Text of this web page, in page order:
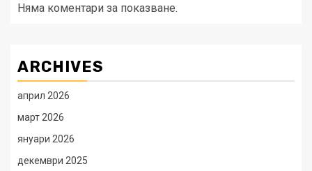
Няма коментари за показване.
ARCHIVES
април 2026
март 2026
януари 2026
декември 2025